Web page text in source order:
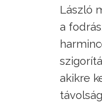
László
a
akikre